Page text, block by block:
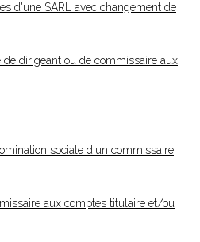
d'une SARL avec changement de
dirigeant ou de commissaire aux
sociale d'un commissaire
aux comptes titulaire et/ou